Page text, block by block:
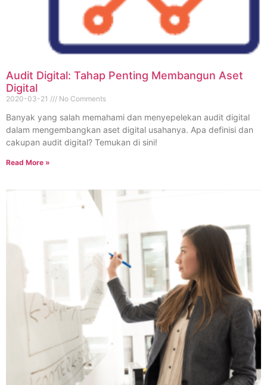
Audit Digital: Tahap Penting Membangun Aset
Digital
2020-03-21 No Comments
Banyak yang salah memahami dan menyepelekan audit digital
dalam mengembangkan aset digital usahanya. Apa definisi dan
cakupan audit digital? Temukan di sini!
Read More »